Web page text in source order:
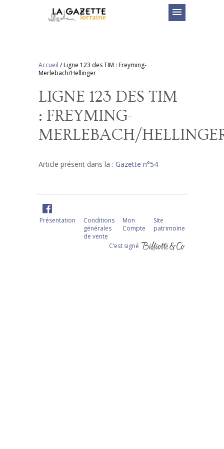
menu
Accueil /Ligne 123 des TIM : Freyming-
Merlebach/Hellinger
LIGNE 123 DES TIM
: FREYMING-
MERLEBACH/
Article présent dans la : Gazette n°54
Présentation
Conditions
générales
de vente
Mon
Compte
Site
patrimoine
C‘est signé